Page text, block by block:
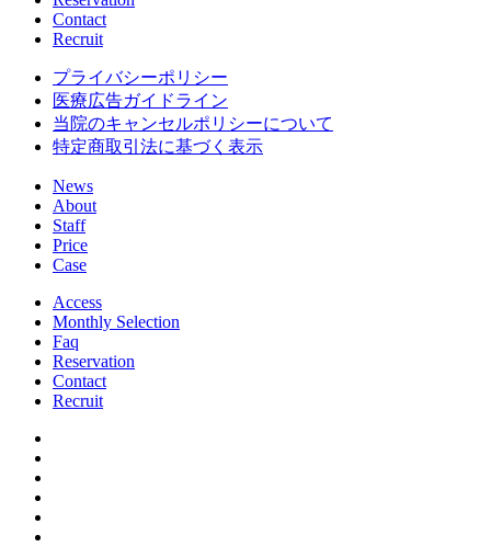
Contact
Recruit
プライバシーポリシー
医療広告ガイドライン
当院のキャンセルポリシーについて
特定商取引法に基づく表示
News
About
Staff
Price
Case
Access
Monthly Selection
Faq
Reservation
Contact
Recruit